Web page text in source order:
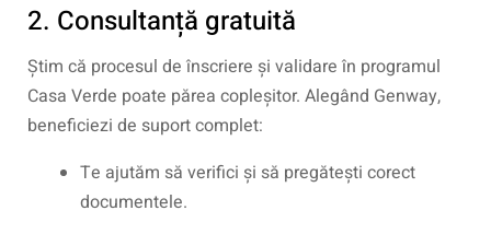
2. Consultanță gratuită
Știm că procesul de înscriere și validare în programul
Casa Verde poate părea copleșitor. Alegând Genway,
beneficiezi de suport complet:
Te ajutăm să verifici și să pregătești corect
documentele.